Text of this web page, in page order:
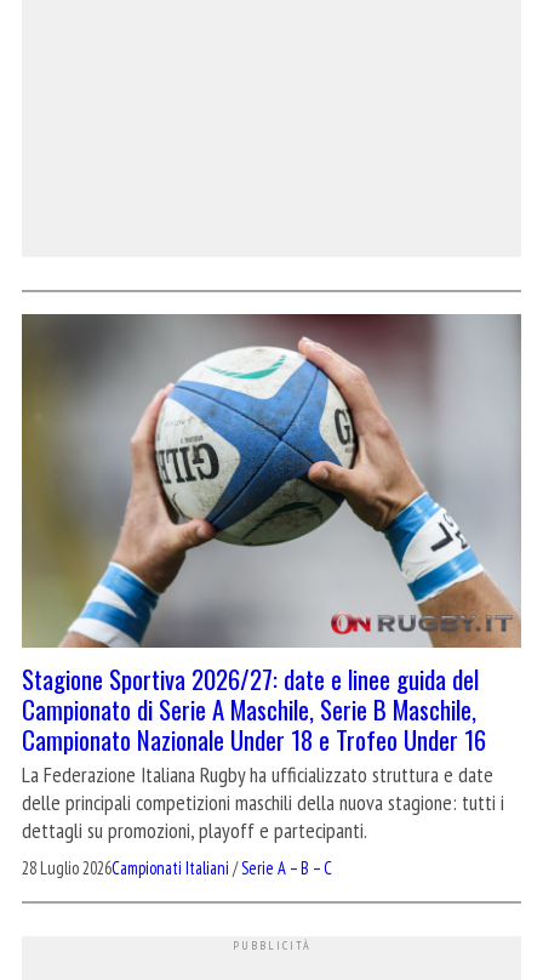
Stagione Sportiva 2026/27: date e linee guida del
Campionato di Serie A Maschile, Serie B Maschile,
Campionato Nazionale Under 18 e Trofeo Under 16
La Federazione Italiana Rugby ha ufficializzato struttura e date
delle principali competizioni maschili della nuova stagione: tutti i
dettagli su promozioni, playoff e partecipanti.
28 Luglio 2026Campionati Italiani /Serie A – B – C